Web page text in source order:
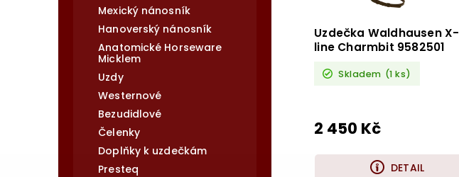
Mexický nánosník
Hanoverský nánosník
Anatomické Horseware
Micklem
Uzdy
Westernové
Bezudidlové
Čelenky
Doplňky k uzdečkám
Presteq
Uzdečka Waldhausen X-
line Charmbit 9582501
Skladem (1 ks)
2 450 Kč
DETAIL